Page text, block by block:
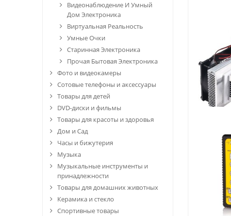
Видеонаблюдение И Умный
Дом Электроника
Виртуальная Реальность
Умные Очки
Старинная Электроника
Прочая Бытовая Электроника
Фото и видеокамеры
Сотовые телефоны и аксессуары
Товары для детей
DVD-диски и фильмы
Товары для красоты и здоровья
Дом и Сад
Часы и бижутерия
Музыка
Музыкальные инструменты и
принадлежности
Товары для домашних животных
Керамика и стекло
Спортивные товары